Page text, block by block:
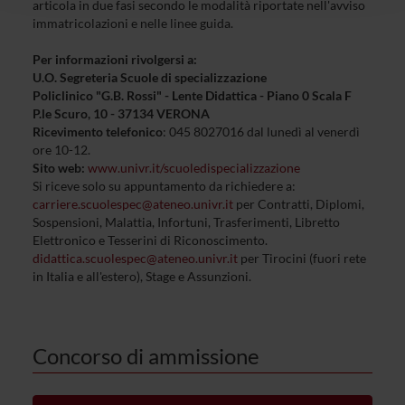
raccolto dal tuo utilizzo dei loro servizi.
articola in due fasi secondo le modalità riportate nell'avviso
immatricolazioni e nelle linee guida.
Per informazioni rivolgersi a:
U.O. Segreteria Scuole di specializzazione
Policlinico "G.B. Rossi" - Lente Didattica - Piano 0 Scala F
P.le Scuro, 10 - 37134 VERONA
Ricevimento telefonico: 045 8027016 dal lunedì al venerdì
ore 10-12.
Sito web: www.univr.it/scuoledispecializzazione
Si riceve solo su appuntamento da richiedere a:
carriere.scuolespec@ateneo.univr.itper Contratti, Diplomi,
Sospensioni, Malattia, Infortuni, Trasferimenti, Libretto
Elettronico e Tesserini di Riconoscimento.
didattica.scuolespec@ateneo.univr.itper Tirocini (fuori rete
in Italia e all'estero), Stage e Assunzioni.
Concorso di ammissione